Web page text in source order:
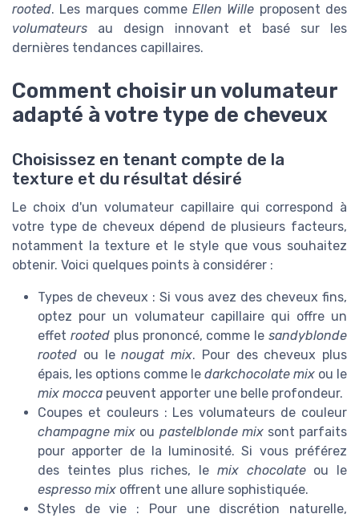
rooted. Les marques commeEllen Wille proposent des
volumateurs au design innovant et basé sur les
dernières tendances capillaires.
Comment choisir un volumateur
adapté à votre type de cheveux
Choisissez en tenant compte de la
texture et du résultat désiré
Le choix d'un volumateur capillaire qui correspond à
votre type de cheveux dépend de plusieurs facteurs,
notamment la texture et le style que vous souhaitez
obtenir. Voici quelques points à considérer :
Types de cheveux : Si vous avez des cheveux fins,
optez pour un volumateur capillaire qui offre un
effet rootedplus prononcé, comme lesandyblonde
rooted ou lenougat mix. Pour des cheveux plus
épais, les options comme le darkchocolate mix ou le
mix mocca peuvent apporter une belle profondeur.
Coupes et couleurs : Les volumateurs de couleur
champagne mix ou pastelblonde mixsont parfaits
pour apporter de la luminosité. Si vous préférez
des teintes plus riches, le mix chocolateou le
espresso mix offrent une allure sophistiquée.
Styles de vie : Pour une discrétion naturelle,